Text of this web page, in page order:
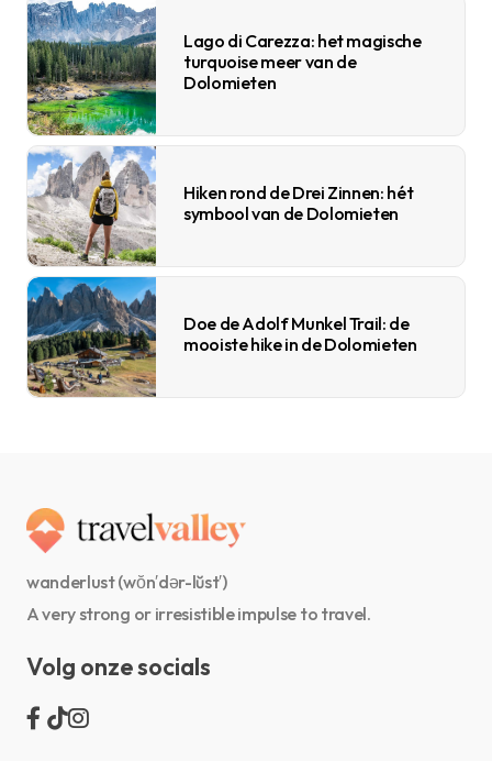
Lago di Carezza: het magische
turquoise meer van de
Dolomieten
Hiken rond de Drei Zinnen: hét
symbool van de Dolomieten
Doe de Adolf Munkel Trail: de
mooiste hike in de Dolomieten
wanderlust (wŏn′dər-lŭst′)
A very strong or irresistible impulse to travel.
Volg onze socials